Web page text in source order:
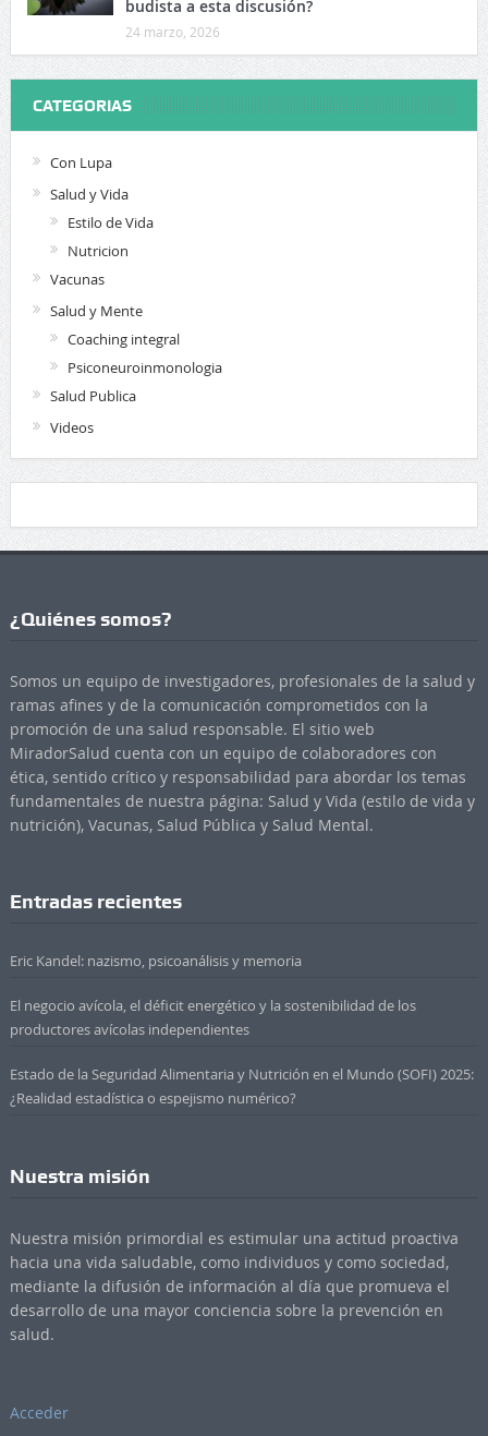
budista a esta discusión?
24 marzo, 2026
CATEGORIAS
Con Lupa
Salud y Vida
Estilo de Vida
Nutricion
Vacunas
Salud y Mente
Coaching integral
Psiconeuroinmonologia
Salud Publica
Videos
¿Quiénes somos?
Somos un equipo de investigadores, profesionales de la salud y
ramas afines y de la comunicación comprometidos con la
promoción de una salud responsable. El sitio web
MiradorSalud cuenta con un equipo de colaboradores con
ética, sentido crítico y responsabilidad para abordar los temas
fundamentales de nuestra página: Salud y Vida (estilo de vida y
nutrición), Vacunas, Salud Pública y Salud Mental.
Entradas recientes
Eric Kandel: nazismo, psicoanálisis y memoria
El negocio avícola, el déficit energético y la sostenibilidad de los
productores avícolas independientes
Estado de la Seguridad Alimentaria y Nutrición en el Mundo (SOFI) 2025:
¿Realidad estadística o espejismo numérico?
Nuestra misión
Nuestra misión primordial es estimular una actitud proactiva
hacia una vida saludable, como individuos y como sociedad,
mediante la difusión de información al día que promueva el
desarrollo de una mayor conciencia sobre la prevención en
salud.
Acceder